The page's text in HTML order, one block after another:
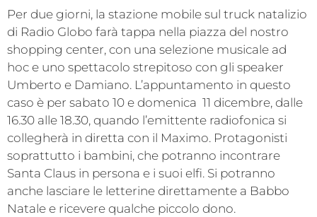
Per due giorni, la stazione mobile sul truck natalizio
di Radio Globo farà tappa nella piazza del nostro
shopping center, con una selezione musicale ad
hoc e uno spettacolo strepitoso con gli speaker
Umberto e Damiano. L’appuntamento in questo
caso è per sabato 10 e domenica 11 dicembre, dalle
16.30 alle 18.30, quando l’emittente radiofonica si
collegherà in diretta con il Maximo. Protagonisti
soprattutto i bambini, che potranno incontrare
Santa Claus in persona e i suoi elfi. Si potranno
anche lasciare le letterine direttamente a Babbo
Natale e ricevere qualche piccolo dono.